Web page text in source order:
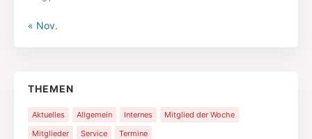
« Nov.
THEMEN
Aktuelles Allgemein Internes
Mitglied der Woche
Mitglieder
Service Termine